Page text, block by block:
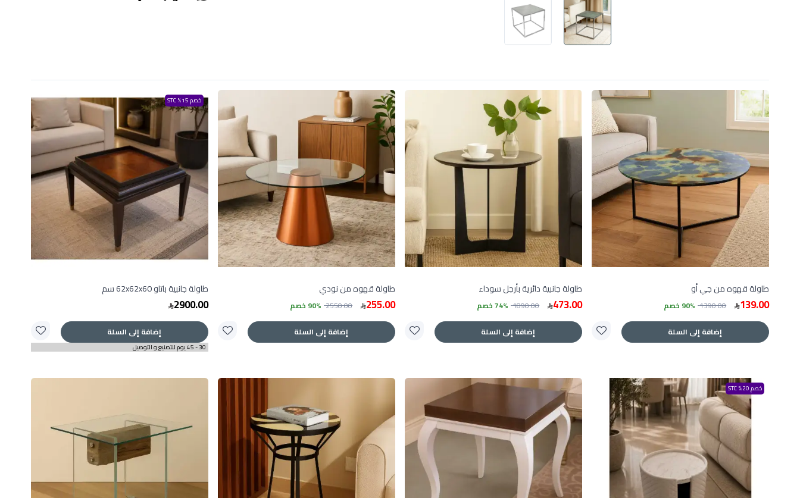
طاولة قهوه من جي أو
139.00
1390.00 90% خصم
إضافة إلى السلة
طاولة جانبية دائرية بأرجل سوداء
473.00
1890.00 74% خصم
إضافة إلى السلة
طاولة قهوه من نودي
255.00
2550.00 90% خصم
إضافة إلى السلة
خصم 15% STC
طاولة جانبية باتاو 62x62x60 سم
2900.00
إضافة إلى السلة
30 - 45 يوم للتصنيع و التوصيل
خصم 20% STC